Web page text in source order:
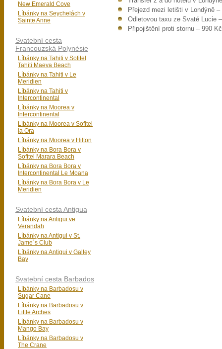
Přejezd mezi letišti v Londýně
Odletovou taxu ze Svaté Lucie
Připojištění proti stornu – 990
New Emerald Cove
Líbánky na Seychelách v
Sainte Anne
Svatební cesta
Francouzská Polynésie
Líbánky na Tahiti v Sofitel
Tahiti Maeva Beach
Líbánky na Tahiti v Le
Meridien
Líbánky na Tahiti v
Intercontinental
Líbánky na Moorea v
Intercontinental
Líbánky na Moorea v Sofitel
Ia Ora
Líbánky na Moorea v Hilton
Líbánky na Bora Bora v
Sofitel Marara Beach
Líbánky na Bora Bora v
Intercontinental Le Moana
Líbánky na Bora Bora v Le
Meridien
Svatební cesta Antigua
Líbánky na Antigui ve
Verandah
Líbánky na Antigui v St.
Jame´s Club
Líbánky na Antigui v Galley
Bay
Svatební cesta Barbados
Líbánky na Barbadosu v
Sugar Cane
Líbánky na Barbadosu v
Little Arches
Líbánky na Barbadosu v
Mango Bay
Líbánky na Barbadosu v
The Crane